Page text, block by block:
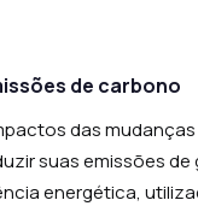
de carbono
das
suas emissões
energética,